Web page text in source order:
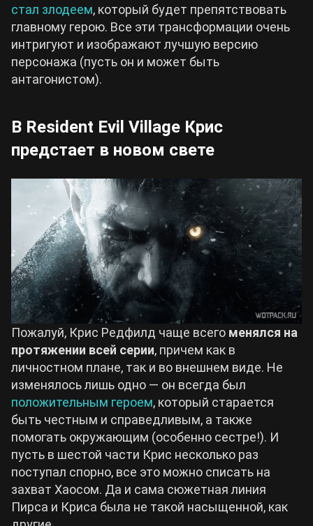
стал злодеем, который будет препятствовать
главному герою. Все эти трансформации очень
интригуют и изображают лучшую версию
персонажа (пусть он и может быть
антагонистом).
В Resident Evil Village Крис
предстает в новом свете
Пожалуй, Крис Редфилд чаще всего менялся на
протяжении всей серии, причем как в
личностном плане, так и во внешнем виде. Не
изменялось лишь одно — он всегда был
положительным героем, который старается
быть честным и справедливым, а также
помогать окружающим (особенно сестре!). И
пусть в шестой части Крис несколько раз
поступал спорно, все это можно списать на
захват Хаосом. Да и сама сюжетная линия
Пирса и Криса была не такой насыщенной, как